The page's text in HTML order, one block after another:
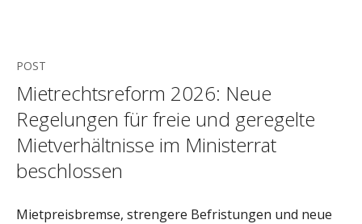
POST
Mietrechtsreform 2026: Neue
Regelungen für freie und geregelte
Mietverhältnisse im Ministerrat
beschlossen
Mietpreisbremse, strengere Befristungen und neue